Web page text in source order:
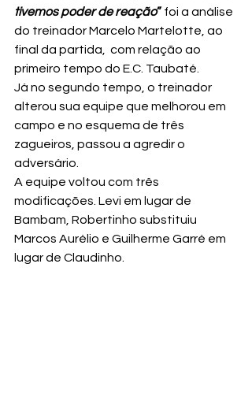
tivemos poder de reação” foi a análise
do treinador Marcelo Martelotte, ao
final da partida,  com relação ao
primeiro tempo do E.C. Taubaté.
Já no segundo tempo, o treinador
alterou sua equipe que melhorou em
campo e no esquema de três
zagueiros, passou a agredir o
adversário.
A equipe voltou com três
modificações. Levi em lugar de
Bambam, Robertinho substituiu
Marcos Aurélio e Guilherme Garré em
lugar de Claudinho.